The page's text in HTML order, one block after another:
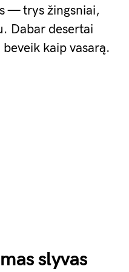
— trys žingsniai,
Dabar desertai
kaip vasarą.
slyvas